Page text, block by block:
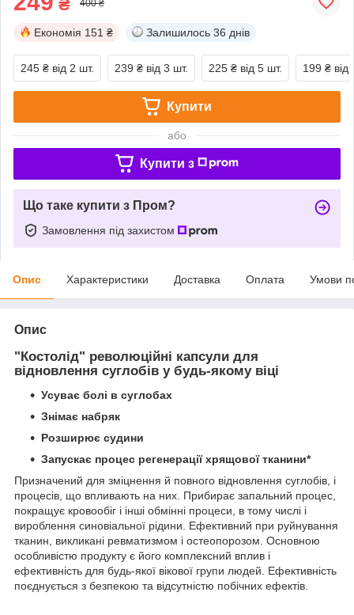
₴ 400 ₴
Економія 151 ₴ Залишилось 36 днів
245 ₴ від 2 шт. 239 ₴ від 3 шт. 225 ₴ від 5 шт. 199 ₴ від
Купити
або
Купити з
Що таке купити з Пром?
Замовлення під захистом
Опис Характеристики Доставка Оплата Умови
Опис
"Костолід" революційні капсули для
відновлення суглобів у будь-якому віці
Усуває болі в суглобах
Знімає набряк
Розширює судини
Запускає процес регенерації хрящової тканини*
Призначений для зміцнення й повного відновлення суглобів, і
процесів, що впливають на них. Прибирає запальний процес,
покращує кровообіг і інші обмінні процеси, в тому числі і
вироблення синовіальної рідини. Ефективний при руйнування
тканин, викликані ревматизмом і остеопорозом. Основною
особливістю продукту є його комплексний вплив і
ефективність для будь-якої вікової групи людей. Ефективність
поєднується з безпекою та відсутністю побічних ефектів.